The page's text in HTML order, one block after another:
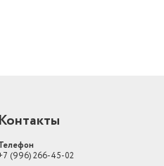
Контакты
(996) 266-45-02